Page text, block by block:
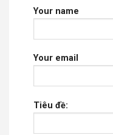
Your name
Your email
Tiêu đề: